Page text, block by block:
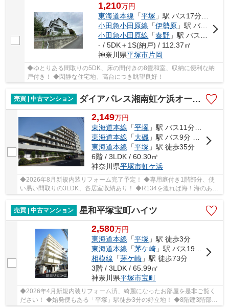
1,210万円
東海道本線 「平塚 」駅 バス17分 「片岡」 停歩9分
小田急小田原線 「伊勢原 」駅 バス21分 「片岡」 停歩8分
小田急小田原線 「秦野 」駅 バス34分 「片岡」 停歩8分
- / 5DK＋1S(納戸) / 112.37㎡
神奈川県平塚市片岡
◆ゆとりある間取りの5DK、床の間付きの8畳和室、収納に便利な納
戸付き！ ◆閑静な住宅地、高台につき眺望良好！
売買 | 中古マンション ダイアパレス湘南虹ケ浜オーシャンビュー
2,149万円
東海道本線 「平塚 」駅 バス11分 「なでしこ公民館」 停歩4分
東海道本線 「大磯」駅 バス9分 「なでしこ公民館前（神奈川県）」 停歩4分
東海道本線 「平塚 」駅 徒歩35分
6階 / 3LDK / 60.30㎡
神奈川県平塚市虹ケ浜
◆2026年8月新規内装リフォーム完了予定！ ◆専用庭付き1階部分、使
い易い間取りの3LDK、各居室収納あり！ ◆R134を渡れば海！海のある
売買 | 中古マンション
星和平塚宝町ハイツ
2,580万円
東海道本線 「平塚 」駅 徒歩3分
東海道本線 「茅ケ崎」駅 バス19分 「平塚駅北口」 停歩3分
相模線 「茅ケ崎」駅 徒歩73分
3階 / 3LDK / 65.99㎡
神奈川県平塚市宝町
◆2026年4月新規内装リフォーム済、綺麗になったお部屋を是非ご覧く
ださい！ ◆始発便もある「平塚」駅徒歩3分の好立地！ ◆8階建3階部